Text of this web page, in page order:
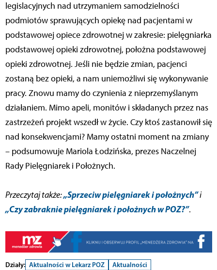
legislacyjnych nad utrzymaniem samodzielności
podmiotów sprawujących opiekę nad pacjentami w
podstawowej opiece zdrowotnej w zakresie: pielęgniarka
podstawowej opieki zdrowotnej, położna podstawowej
opieki zdrowotnej. Jeśli nie będzie zmian, pacjenci
zostaną bez opieki, a nam uniemożliwi się wykonywanie
pracy. Znowu mamy do czynienia z nieprzemyślanym
działaniem. Mimo apeli, monitów i składanych przez nas
zastrzeżeń projekt wszedł w życie. Czy ktoś zastanowił się
nad konsekwencjami? Mamy ostatni moment na zmiany
– podsumowuje Mariola Łodzińska, prezes Naczelnej
Rady Pielęgniarek i Położnych.
Przeczytaj także:„Sprzeciw pielęgniarek i położnych”i
„Czy zabraknie pielęgniarek i położnych w POZ?”.
Działy: Aktualności w Lekarz POZ
Aktualności